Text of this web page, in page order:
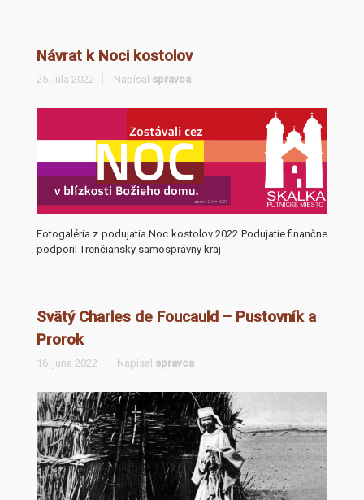
Návrat k Noci kostolov
25. júla 2022 Napísal spravca
Fotogaléria z podujatia Noc kostolov 2022 Podujatie finančne
podporil Trenčiansky samosprávny kraj
Svätý Charles de Foucauld – Pustovník a
Prorok
16. júna 2022 Napísal spravca